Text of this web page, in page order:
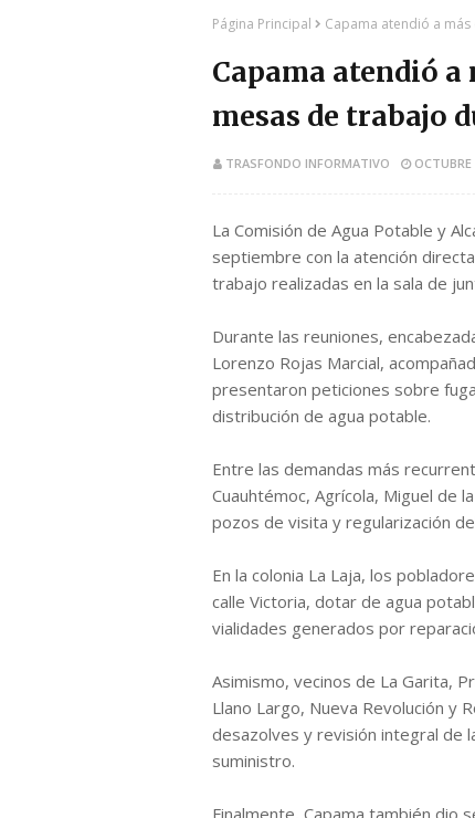
Página Principal Capama atendió a
Capama atendió a
mesas de trabajo
TRASFONDO INFORMATIVO
La Comisión de Agua Potable y
septiembre con la atención
trabajo realizadas en la sala de
Durante las reuniones,
Lorenzo Rojas Marcial,
presentaron peticiones sobre
distribución de agua potable.
Entre las demandas más
Cuauhtémoc, Agrícola, Miguel de
pozos de visita y regularización
En la colonia La Laja, los
calle Victoria, dotar de agua
vialidades generados por
Asimismo, vecinos de La Garita,
Llano Largo, Nueva Revolución y
desazolves y revisión integral de
suministro.
Finalmente, Capama también dio